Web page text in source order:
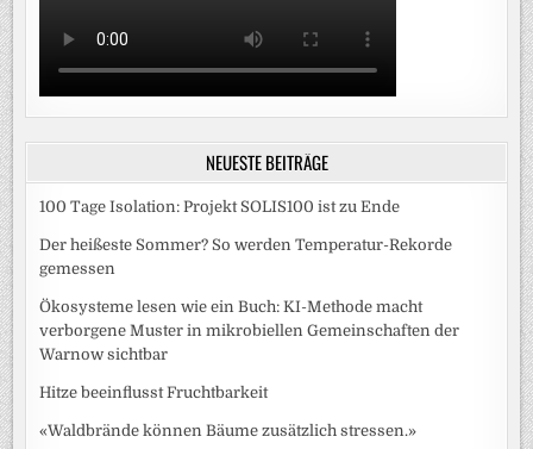
NEUESTE BEITRÄGE
100 Tage Isolation: Projekt SOLIS100 ist zu Ende
Der heißeste Sommer? So werden Temperatur-Rekorde
gemessen
Ökosysteme lesen wie ein Buch: KI-Methode macht
verborgene Muster in mikrobiellen Gemeinschaften der
Warnow sichtbar
Hitze beeinflusst Fruchtbarkeit
«Waldbrände können Bäume zusätzlich stressen.»